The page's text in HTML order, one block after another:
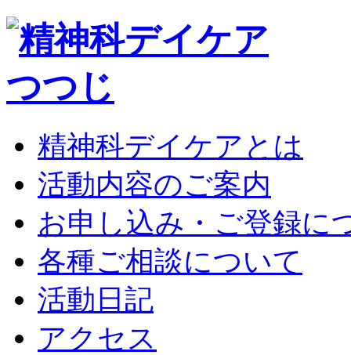
精神科デイケアとは
活動内容のご案内
お申し込み・ご登録に
各種ご相談について
活動日記
アクセス